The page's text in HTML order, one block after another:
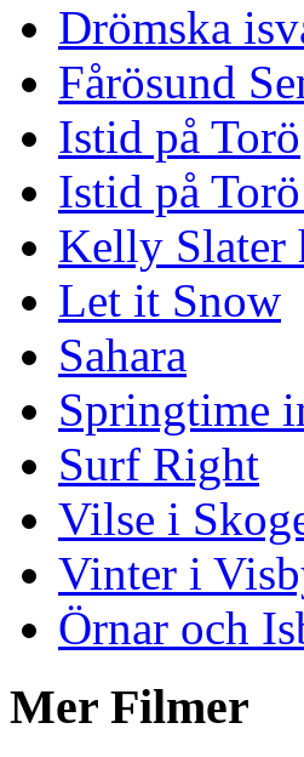
Drömska
Fårösund
Istid på Torö
Istid på
Kelly Slater
Let it Snow
Sahara
Springtime
Surf Right
Vilse i
Vinter i
Örnar och
Mer Filmer